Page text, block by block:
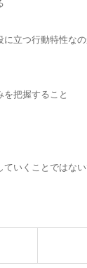
立つ行動特性な
把握すること
いくことではな